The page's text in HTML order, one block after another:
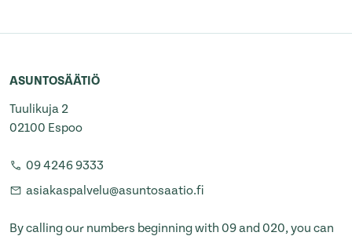
ASUNTOSÄÄTIÖ
Tuulikuja 2
02100 Espoo
09 4246 9333
asiakaspalvelu@asuntosaatio.fi
By calling our numbers beginning with 09 and 020, you can